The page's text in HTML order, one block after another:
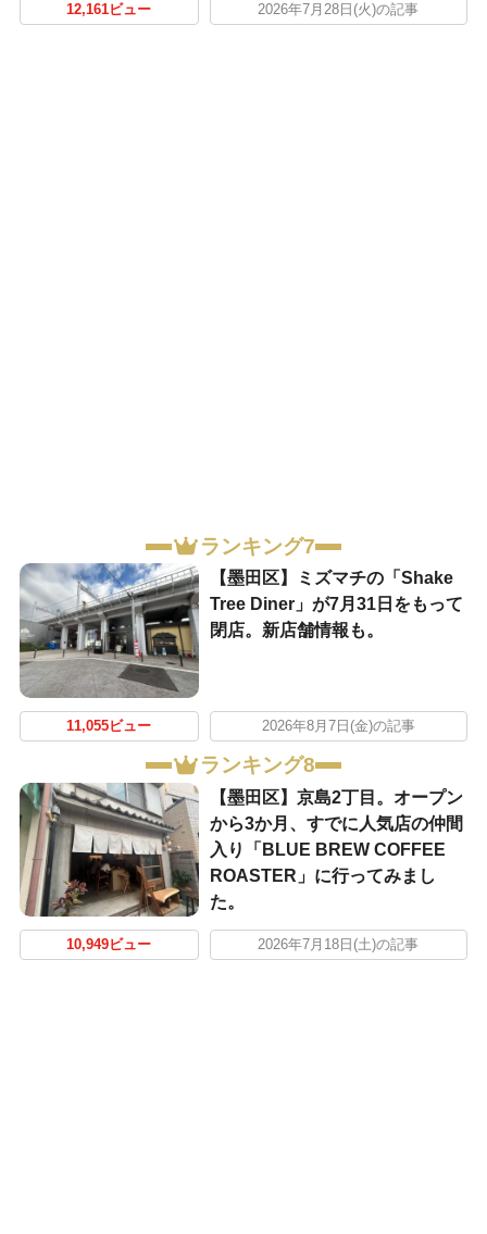
12,161ビュー 2026年7月28日(火)の記事
ランキング7
【墨田区】ミズマチの「Shake
Tree Diner」が7月31日をもって
閉店。新店舗情報も。
11,055ビュー 2026年8月7日(金)の記事
ランキング8
【墨田区】京島2丁目。オープン
から3か月、すでに人気店の仲間
入り「BLUE BREW COFFEE
ROASTER」に行ってみまし
た。
10,949ビュー 2026年7月18日(土)の記事